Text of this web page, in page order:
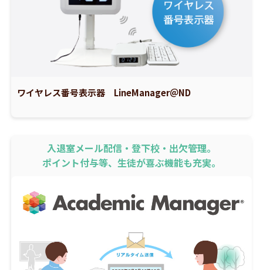
ワイヤレス番号表示器 LineManager＠ND
入退室メール配信・登下校・出欠管理。
ポイント付与等、生徒が喜ぶ機能も充実。